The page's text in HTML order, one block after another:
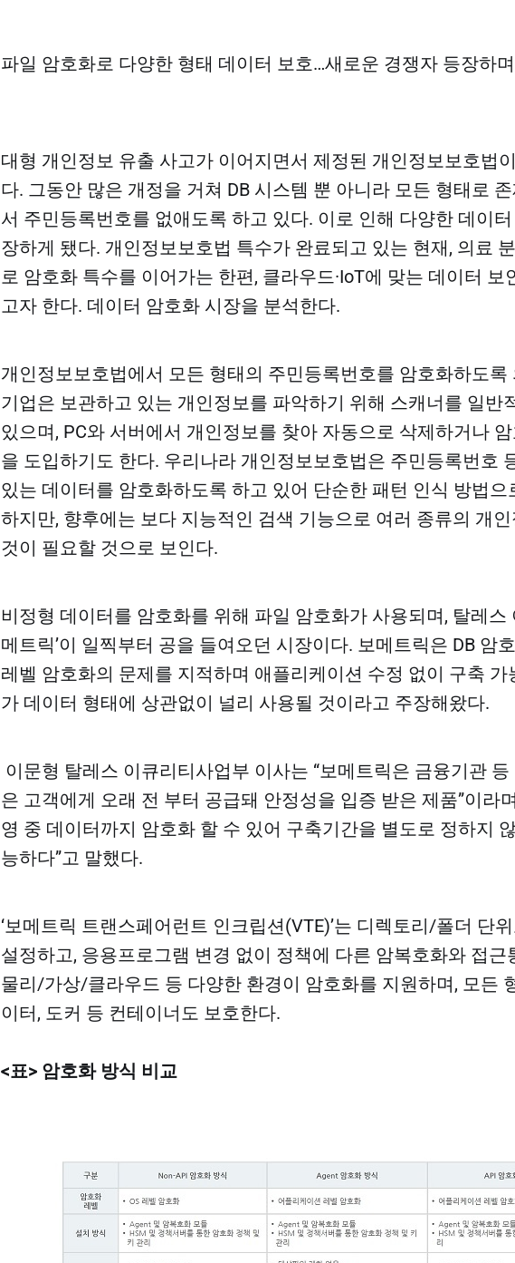
파일 암호화로 다양한 형태 데이터 보호…새로운 경쟁자 등장하
대형 개인정보 유출 사고가 이어지면서 제정된 개인정보보호법
다. 그동안 많은 개정을 거쳐 DB 시스템 뿐 아니라 모든 형태로
서 주민등록번호를 없애도록 하고 있다. 이로 인해 다양한 데이
장하게 됐다. 개인정보보호법 특수가 완료되고 있는 현재, 의료
로 암호화 특수를 이어가는 한편, 클라우드·IoT에 맞는 데이터 보
고자 한다. 데이터 암호화 시장을 분석한다.
개인정보보호법에서 모든 형태의 주민등록번호를 암호화하도록
기업은 보관하고 있는 개인정보를 파악하기 위해 스캐너를 일반
있으며, PC와 서버에서 개인정보를 찾아 자동으로 삭제하거나
을 도입하기도 한다. 우리나라 개인정보보호법은 주민등록번호
있는 데이터를 암호화하도록 하고 있어 단순한 패턴 인식 방법으
하지만, 향후에는 보다 지능적인 검색 기능으로 여러 종류의 개
것이 필요할 것으로 보인다.​
비정형 데이터를 암호화를 위해 파일 암호화가 사용되며, 탈레스
메트릭’이 일찍부터 공을 들여오던 시장이다. 보메트릭은 DB 암
레벨 암호화의 문제를 지적하며 애플리케이션 수정 없이 구축 가
가 데이터 형태에 상관없이 널리 사용될 것이라고 주장해왔다.​
이문형 탈레스 이큐리티사업부 이사는 “보메트릭은 금융기관
은 고객에게 오래 전 부터 공급돼 안정성을 입증 받은 제품”이라
영 중 데이터까지 암호화 할 수 있어 구축기간을 별도로 정하지
능하다”고 말했다.​
‘보메트릭 트랜스페어런트 인크립션(VTE)’는 디렉토리/폴더 단
설정하고, 응용프로그램 변경 없이 정책에 다른 암복호화와 접근
물리/가상/클라우드 등 다양한 환경이 암호화를 지원하며, 모든
이터, 도커 등 컨테이너도 보호한다.
<표> 암호화 방식 비교